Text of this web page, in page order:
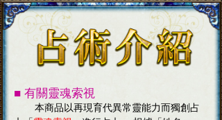
■ 有關靈魂索視
本商品以再現育代異常靈能力而獨創占